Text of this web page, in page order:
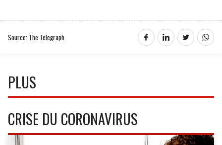
Source: The Telegraph
PLUS
CRISE DU CORONAVIRUS